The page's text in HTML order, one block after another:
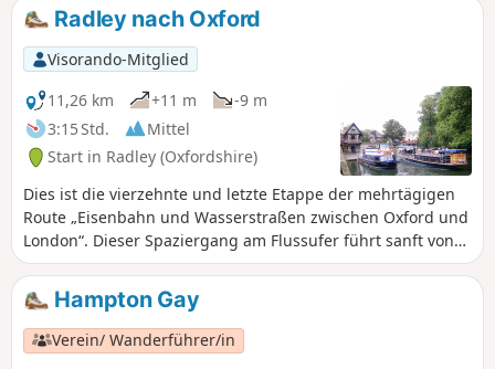
Inseln und Wehre zu sehen sind. Der Rückweg führt an den
Wytham Woods vorbei und über Felder, zurück über das
Trout Inn, wo Sie sich am Ende der Wanderung eine
wohlverdiente Erfrischung gönnen können.
Radley nach Oxford
Visorando-Mitglied
11,26 km
+11 m
-9 m
3:15 Std.
Mittel
Start in Radley (Oxfordshire)
Dies ist die vierzehnte und letzte Etappe der mehrtägigen
Route „Eisenbahn und Wasserstraßen zwischen Oxford und
London“. Dieser Spaziergang am Flussufer führt sanft von
ruhigen Auen vorbei an den Schleusen von Sandford und
Iffley durch ein Naturschutzgebiet bis in die belebten
Vororte von Oxford, wo die Bootshäuser der verschiedenen
Oxford-Colleges von der starken Ruderkultur der Stadt
zeugen.
Hampton Gay
Verein/ Wanderführer/in